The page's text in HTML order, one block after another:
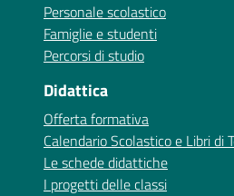
Personale scolastico
Famiglie e studenti
Percorsi di studio
Didattica
Offerta formativa
Calendario Scolastico e Libri di
Le schede didattiche
I progetti delle classi